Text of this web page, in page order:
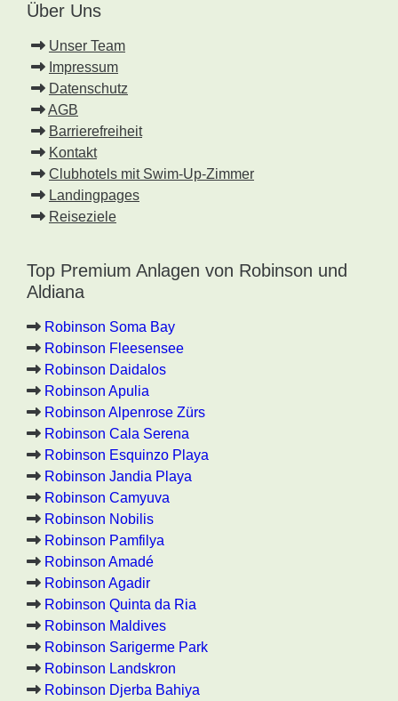
Über Uns
Unser Team
Impressum
Datenschutz
AGB
Barrierefreiheit
Kontakt
Clubhotels mit Swim-Up-Zimmer
Landingpages
Reiseziele
Top Premium Anlagen von Robinson und
Aldiana
Robinson Soma Bay
Robinson Fleesensee
Robinson Daidalos
Robinson Apulia
Robinson Alpenrose Zürs
Robinson Cala Serena
Robinson Esquinzo Playa
Robinson Jandia Playa
Robinson Camyuva
Robinson Nobilis
Robinson Pamfilya
Robinson Amadé
Robinson Agadir
Robinson Quinta da Ria
Robinson Maldives
Robinson Sarigerme Park
Robinson Landskron
Robinson Djerba Bahiya